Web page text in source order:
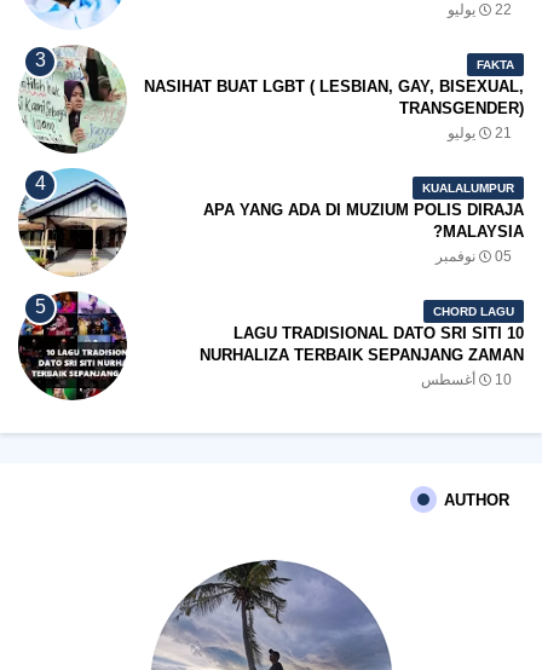
22 يوليو
FAKTA
NASIHAT BUAT LGBT ( LESBIAN, GAY, BISEXUAL,
TRANSGENDER)
21 يوليو
KUALALUMPUR
APA YANG ADA DI MUZIUM POLIS DIRAJA
MALAYSIA?
05 نوفمبر
CHORD LAGU
10 LAGU TRADISIONAL DATO SRI SITI
NURHALIZA TERBAIK SEPANJANG ZAMAN
10 أغسطس
AUTHOR